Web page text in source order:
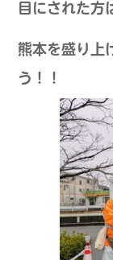
目にされた方
熊本を盛り上
う！！